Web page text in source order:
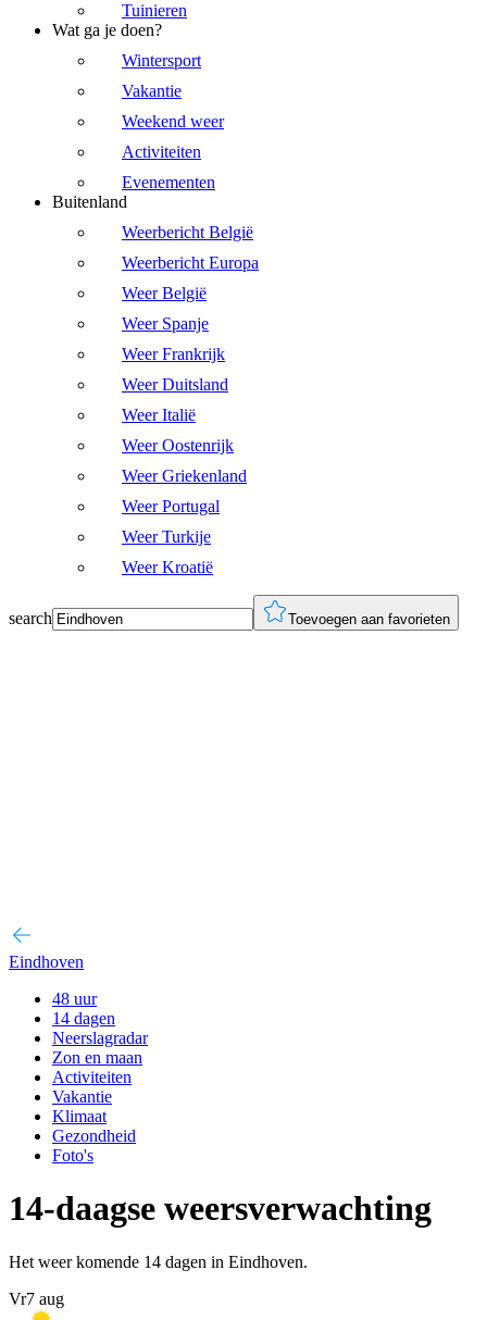
Tuinieren
Wat ga je doen?
Wintersport
Vakantie
Weekend weer
Activiteiten
Evenementen
Buitenland
Weerbericht België
Weerbericht Europa
Weer België
Weer Spanje
Weer Frankrijk
Weer Duitsland
Weer Italië
Weer Oostenrijk
Weer Griekenland
Weer Portugal
Weer Turkije
Weer Kroatië
search Toevoegen aan favorieten
Eindhoven
48 uur
14 dagen
Neerslagradar
Zon en maan
Activiteiten
Vakantie
Klimaat
Gezondheid
Foto's
14-daagse weersverwachting
Het weer komende 14 dagen in Eindhoven.
Vr7 aug